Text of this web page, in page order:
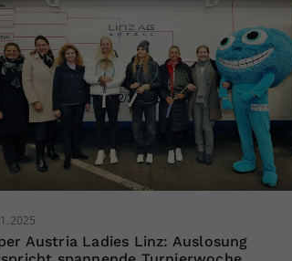
Austria Ladies Linz: Auslosung